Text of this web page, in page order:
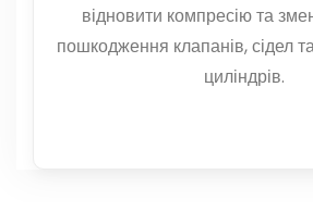
відновити компресію та
пошкодження клапанів, сідел
циліндрів.